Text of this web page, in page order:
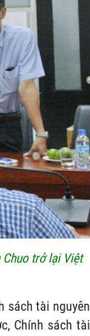
trở lại Việt
sách tài nguyên
Chính sách tài